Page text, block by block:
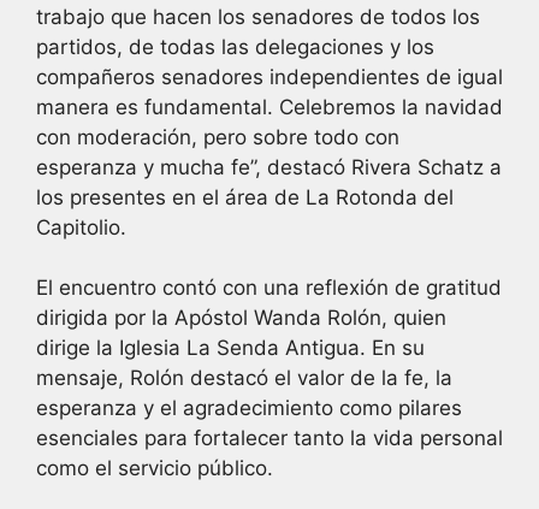
trabajo que hacen los senadores de todos los
partidos, de todas las delegaciones y los
compañeros senadores independientes de igual
manera es fundamental. Celebremos la navidad
con moderación, pero sobre todo con
esperanza y mucha fe”, destacó Rivera Schatz a
los presentes en el área de La Rotonda del
Capitolio.
El encuentro contó con una reflexión de gratitud
dirigida por la Apóstol Wanda Rolón, quien
dirige la Iglesia La Senda Antigua. En su
mensaje, Rolón destacó el valor de la fe, la
esperanza y el agradecimiento como pilares
esenciales para fortalecer tanto la vida personal
como el servicio público.